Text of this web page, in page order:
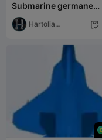
Submarine germane
Unterseeboot U-Boot
Uboat tip IXC (6) - m
Hartolia
